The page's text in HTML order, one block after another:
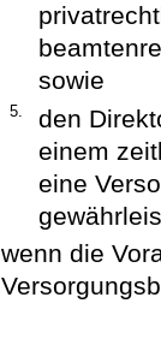
sowie
5.
den
einem
eine
wenn die